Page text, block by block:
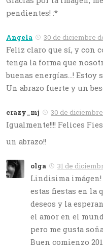
pendientes! :*
Angela 30 de diciembre
Feliz claro que sí, y con
tenga la forma que
buenas energías…! Estoy
Un abrazo fuerte y un
crazy_mj 30 de diciembre
Igualmente!!!! Felices
un abrazo!!
olga 31 de
Lindisima imágen!
estas fiestas en la
deseos y la
el amor en el
pero me gusta
Buen comienzo